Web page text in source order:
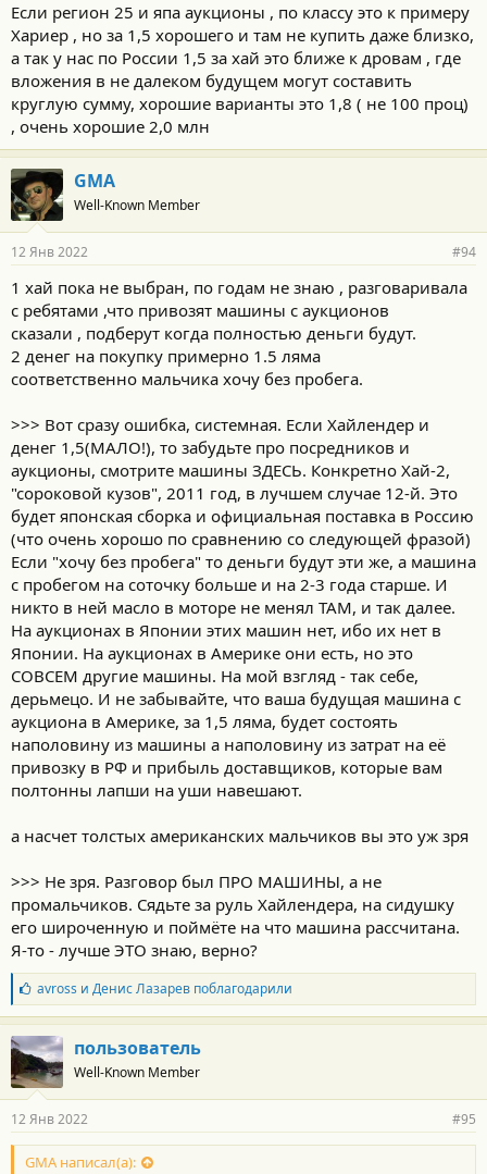
Если регион 25 и япа аукционы , по классу это к примеру
Хариер , но за 1,5 хорошего и там не купить даже близко,
а так у нас по России 1,5 за хай это ближе к дровам , где
вложения в не далеком будущем могут составить
круглую сумму, хорошие варианты это 1,8 ( не 100 проц)
, очень хорошие 2,0 млн
GMA
Well-Known Member
12 Янв 2022 #94
1 хай пока не выбран, по годам не знаю , разговаривала
с ребятами ,что привозят машины с аукционов
сказали , подберут когда полностью деньги будут.
2 денег на покупку примерно 1.5 ляма
соответственно мальчика хочу без пробега.
>>> Вот сразу ошибка, системная. Если Хайлендер и
денег 1,5(МАЛО!), то забудьте про посредников и
аукционы, смотрите машины ЗДЕСЬ. Конкретно Хай-2,
"сороковой кузов", 2011 год, в лучшем случае 12-й. Это
будет японская сборка и официальная поставка в Россию
(что очень хорошо по сравнению со следующей фразой)
Если "хочу без пробега" то деньги будут эти же, а машина
с пробегом на соточку больше и на 2-3 года старше. И
никто в ней масло в моторе не менял ТАМ, и так далее.
На аукционах в Японии этих машин нет, ибо их нет в
Японии. На аукционах в Америке они есть, но это
СОВСЕМ другие машины. На мой взгляд - так себе,
дерьмецо. И не забывайте, что ваша будущая машина с
аукциона в Америке, за 1,5 ляма, будет состоять
наполовину из машины а наполовину из затрат на её
привозку в РФ и прибыль доставщиков, которые вам
полтонны лапши на уши навешают.
а насчет толстых американских мальчиков вы это уж зря
>>> Не зря. Разговор был ПРО МАШИНЫ, а не
промальчиков. Сядьте за руль Хайлендера, на сидушку
его широченную и поймёте на что машина рассчитана.
Я-то - лучше ЭТО знаю, верно?
Б
л
а
г
о
д
а
н
о
с
avross и Денис Лазаревпоблагодарили
пользователь
Well-Known Member
12 Янв 2022 #95
GMA написал(а):